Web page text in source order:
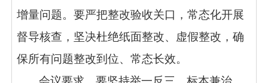
增量问题。要严把整改验收关口，常态化开展
督导核查，坚决杜绝纸面整改、虚假整改，确
保所有问题整改到位、常态长效。